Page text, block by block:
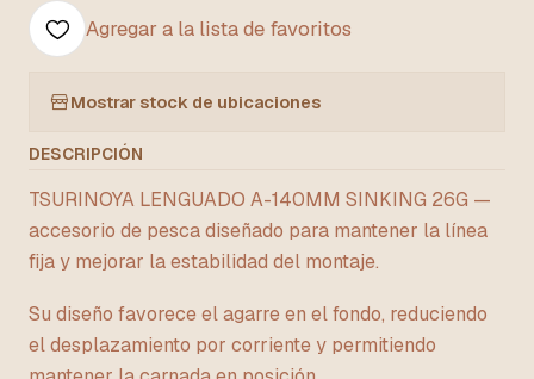
Agregar a la lista de favoritos
Mostrar stock de ubicaciones
DESCRIPCIÓN
TSURINOYA LENGUADO A-140MM SINKING 26G —
accesorio de pesca diseñado para mantener la línea
fija y mejorar la estabilidad del montaje.
Su diseño favorece el agarre en el fondo, reduciendo
el desplazamiento por corriente y permitiendo